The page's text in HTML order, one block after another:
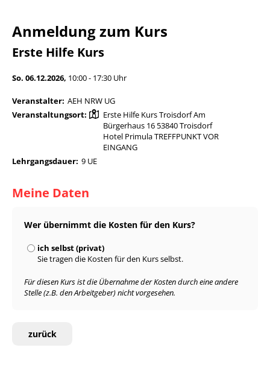
Anmeldung zum Kurs
Erste Hilfe Kurs
So. 06.12.2026, 10:00 - 17:30 Uhr
Veranstalter: AEH NRW UG
Veranstaltungsort:
Erste Hilfe Kurs Troisdorf Am
Bürgerhaus 16 53840 Troisdorf
Hotel Primula TREFFPUNKT VOR
EINGANG
Lehrgangsdauer: 9 UE
Meine Daten
Wer übernimmt die Kosten für den Kurs?
ich selbst (privat)
Sie tragen die Kosten für den Kurs selbst.
Für diesen Kurs ist die Übernahme der Kosten durch eine andere
Stelle (z.B. den Arbeitgeber) nicht vorgesehen.
zurück